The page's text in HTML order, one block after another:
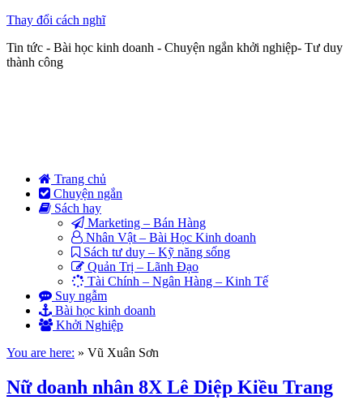
Thay đổi cách nghĩ
Tin tức - Bài học kinh doanh - Chuyện ngắn khởi nghiệp- Tư duy
thành công
Trang chủ
Chuyện ngắn
Sách hay
Marketing – Bán Hàng
Nhân Vật – Bài Học Kinh doanh
Sách tư duy – Kỹ năng sống
Quản Trị – Lãnh Đạo
Tài Chính – Ngân Hàng – Kinh Tế
Suy ngẫm
Bài học kinh doanh
Khởi Nghiệp
You are here: » Vũ Xuân Sơn
Nữ doanh nhân 8X Lê Diệp Kiều Trang